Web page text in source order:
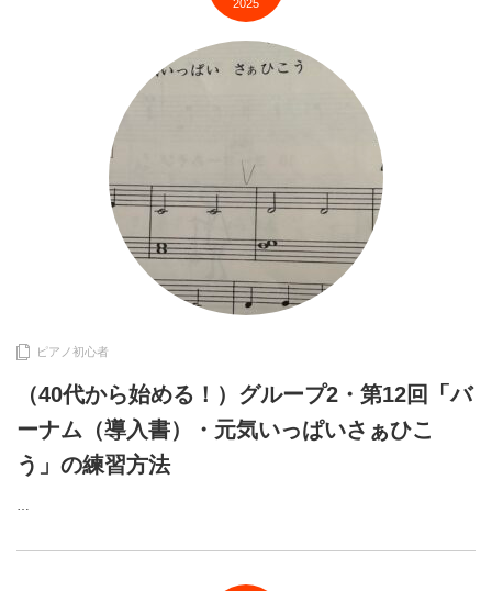
2025
ピアノ初心者
（40代から始める！）グループ2・第12回「バ
ーナム（導入書）・元気いっぱいさぁひこ
う」の練習方法
…